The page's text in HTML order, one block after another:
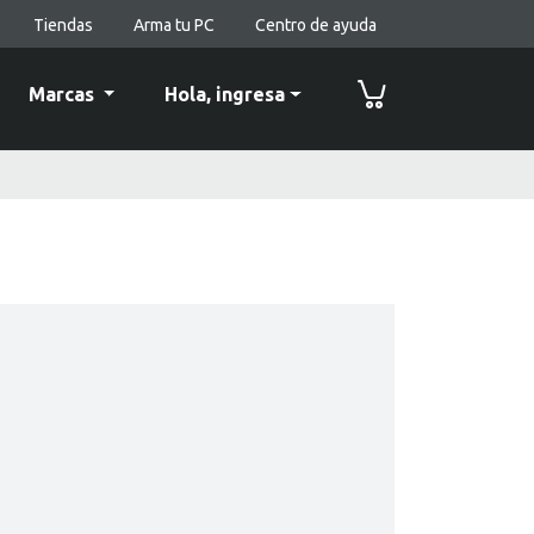
Tiendas Arma tu PC Centro de ayuda
Marcas Hola, ingresa